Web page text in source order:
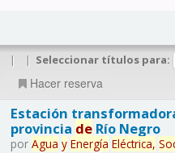
| | Seleccionar títulos para:
Hacer reserva
Estación
provincia deRío Negro
por Agua y Energía Eléctrica,